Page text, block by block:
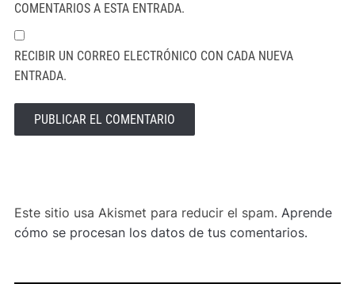
COMENTARIOS A ESTA ENTRADA.
RECIBIR UN CORREO ELECTRÓNICO CON CADA NUEVA
ENTRADA.
Este sitio usa Akismet para reducir el spam. Aprende
cómo se procesan los datos de tus comentarios.